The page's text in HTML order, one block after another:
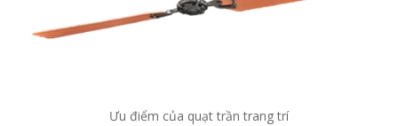
Ưu điểm của quạt trần trang trí